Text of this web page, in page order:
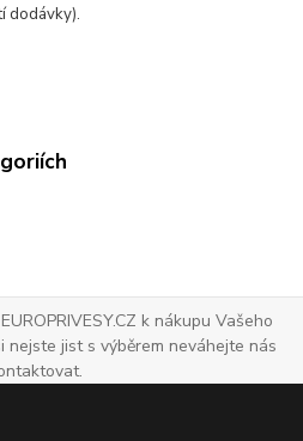
dodávky).
k nákupu Vašeho
nejste jist s výběrem neváhejte nás